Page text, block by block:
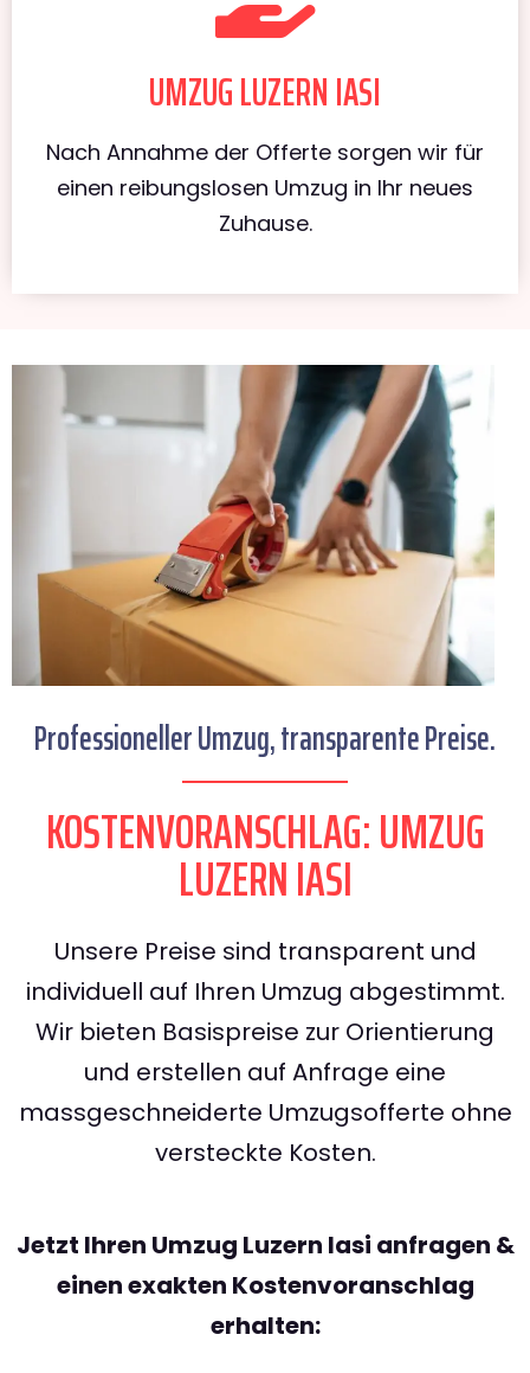
UMZUG LUZERN IASI
Nach Annahme der Offerte sorgen wir für
einen reibungslosen Umzug in Ihr neues
Zuhause.
Professioneller Umzug, transparente Preise.
KOSTENVORANSCHLAG: UMZUG
LUZERN IASI
Unsere Preise sind transparent und
individuell auf Ihren Umzug abgestimmt.
Wir bieten Basispreise zur Orientierung
und erstellen auf Anfrage eine
massgeschneiderte Umzugsofferte ohne
versteckte Kosten.
Jetzt Ihren Umzug Luzern Iasi anfragen &
einen exakten Kostenvoranschlag
erhalten: